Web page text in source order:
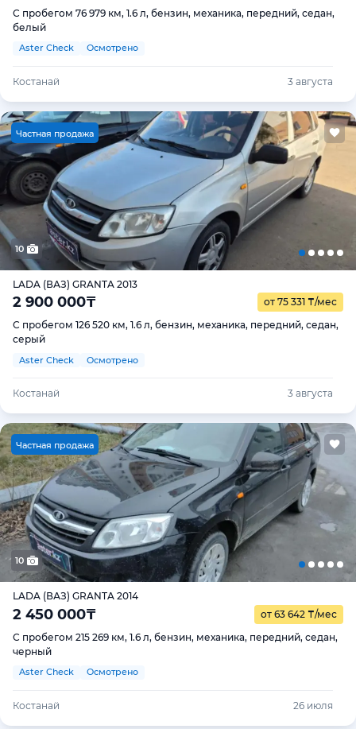
С пробегом 76 979 км, 1.6 л, бензин, механика, передний, седан,
белый
Aster Check Осмотрено
Костанай 3 августа
Частная продажа
10
LADA (ВАЗ) GRANTA 2013
2 900 000₸ от 75 331 ₸/мес
С пробегом 126 520 км, 1.6 л, бензин, механика, передний, седан,
серый
Aster Check Осмотрено
Костанай 3 августа
Частная продажа
10
LADA (ВАЗ) GRANTA 2014
2 450 000₸ от 63 642 ₸/мес
С пробегом 215 269 км, 1.6 л, бензин, механика, передний, седан,
черный
Aster Check Осмотрено
Костанай 26 июля